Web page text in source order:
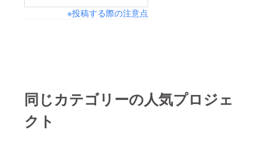
※投稿する際の注意点
同じカテゴリーの人気プロジェ
クト